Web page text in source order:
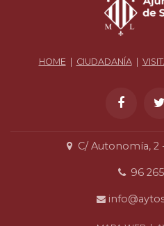
HOME CIUDADANÍA|
C/ Autonomía, 2
96